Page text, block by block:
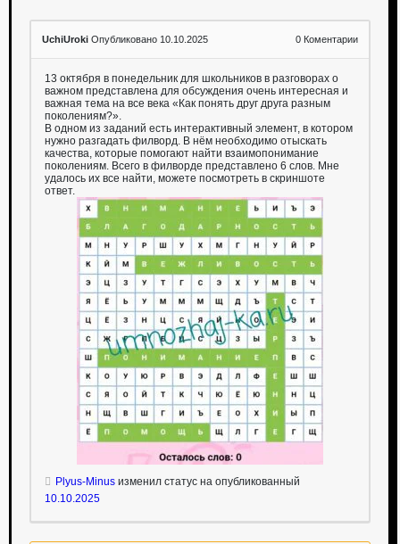
UchiUroki Опубликовано 10.10.2025 0 Коментарии
13 октября в понедельник для школьников в разговорах о
важном представлена для обсуждения очень интересная и
важная тема на все века «Как понять друг друга разным
поколениям?».
В одном из заданий есть интерактивный элемент, в котором
нужно разгадать филворд. В нём необходимо отыскать
качества, которые помогают найти взаимопонимание
поколениям. Всего в филворде представлено 6 слов. Мне
удалось их все найти, можете посмотреть в скриншоте
ответ.
Plyus-Minusизменил статус на опубликованный
10.10.2025